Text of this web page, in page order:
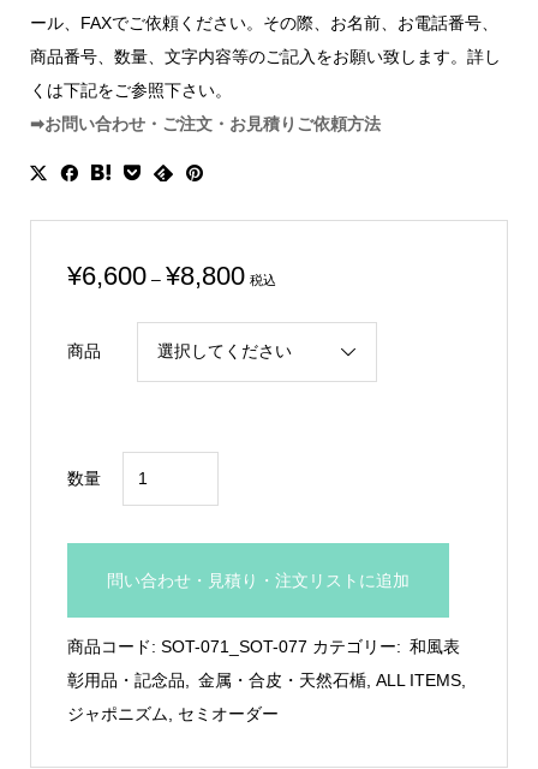
ール、FAXでご依頼ください。その際、お名前、お電話番号、
商品番号、数量、文字内容等のご記入をお願い致します。詳し
くは下記をご参照下さい。
➡お問い合わせ・ご注文・お見積りご依頼方法
¥6,600 – ¥8,800価
税込
商品
数量
賀
口、
盃：
問い合わせ・見積り・注文リストに追加
商品コード: SOT-071_SOT-077 カテゴリー: 和風表
彰用品・記念品
金属・合皮・天然石楯, ALL ITEMS,
ジャポニズム
セミオーダー